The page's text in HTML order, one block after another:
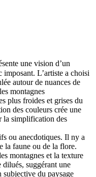
une vision d’un
L’artiste a choisi
autour de nuances de
montagnes
plus froides et grises du
des couleurs crée une
la simplification des
ou anecdotiques. Il ny a
la faune ou de la flore.
montagnes et la texture
suggérant une
subjective du paysage